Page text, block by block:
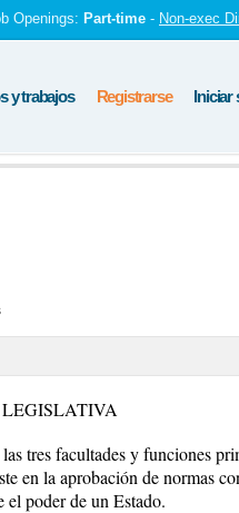
Openings: Part-time - Non-exec
y trabajos Registrarse Iniciar
tres facultades y funciones
en la aprobación de normas
el poder de un Estado.